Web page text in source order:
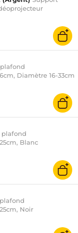
Diamètre 16-33cm
plafond
Blanc
Noir